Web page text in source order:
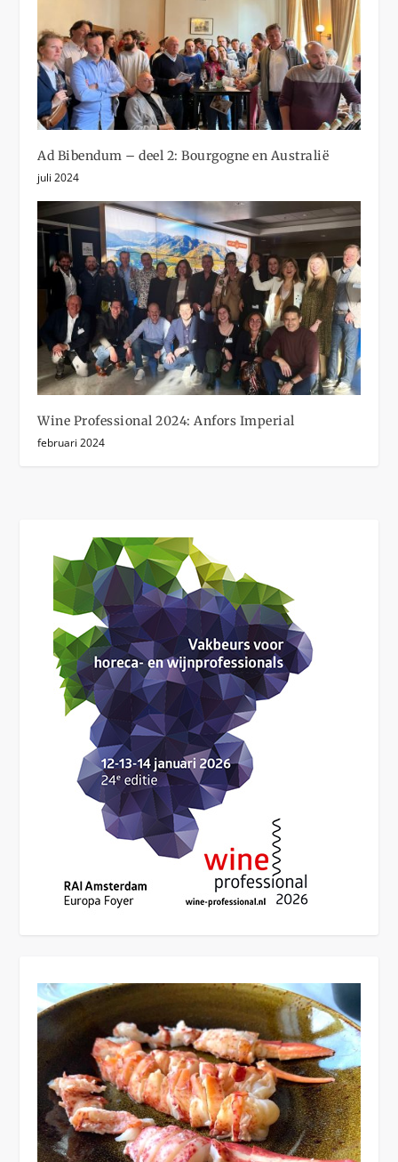
Ad Bibendum – deel 2: Bourgogne en Australië
juli 2024
Wine Professional 2024: Anfors Imperial
februari 2024